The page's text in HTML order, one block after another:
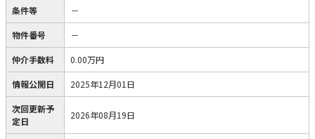
条件等 －
物件番号 －
仲介手数料 0.00万円
情報公開日 2025年12月01日
次回更新予
定日
2026年08月19日